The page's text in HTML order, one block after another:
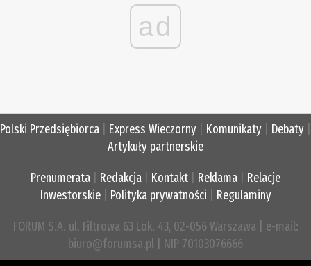
ad
Polski Przedsiębiorca Express Wieczorny Komunikaty Debaty
Artykuły partnerskie
Prenumerata Redakcja Kontakt Reklama
Relacje
Inwestorskie| Polityka prywatności Regulaminy
FORUM S.A. ul. Filtrowa 63 Lok. 43, 02-056 Warszawa | e-mail:
biuro@forumsa.pl | NIP 70103076666